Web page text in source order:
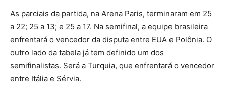
As parciais da partida, na Arena Paris, terminaram em 25
a 22; 25 a 13; e 25 a 17. Na semifinal, a equipe brasileira
enfrentará o vencedor da disputa entre EUA e Polônia. O
outro lado da tabela já tem definido um dos
semifinalistas. Será a Turquia, que enfrentará o vencedor
entre Itália e Sérvia.